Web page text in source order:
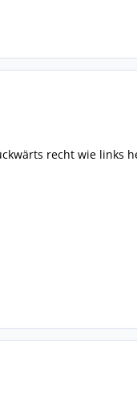
recht wie links